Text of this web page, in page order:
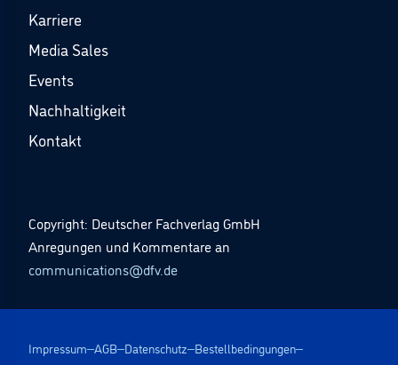
Karriere
Media Sales
Events
Nachhaltigkeit
Kontakt
Copyright: Deutscher Fachverlag GmbH
Anregungen und Kommentare an
communications@dfv.de
Impressum AGB Datenschutz Bestellbedingungen